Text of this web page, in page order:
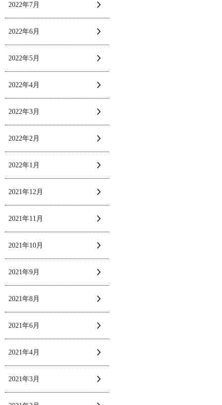
2022年7月
2022年6月
2022年5月
2022年4月
2022年3月
2022年2月
2022年1月
2021年12月
2021年11月
2021年10月
2021年9月
2021年8月
2021年6月
2021年4月
2021年3月